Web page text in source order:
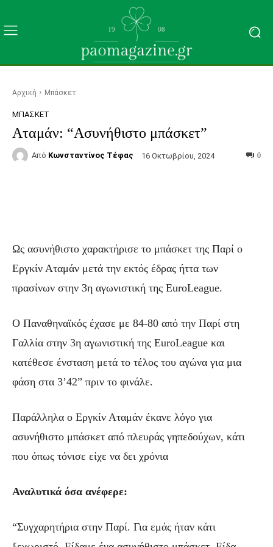
Αρχική Μπάσκετ
ΜΠΆΣΚΕΤ
Αταμάν: “Ασυνήθιστο μπάσκετ”
Από Κωνσταντίνος Τέφας 16 Οκτωβρίου, 2024 0
Ως ασυνήθιστο χαρακτήρισε το μπάσκετ της Παρί ο
Εργκίν Αταμάν μετά την εκτός έδρας ήττα των
πρασίνων στην 3η αγωνιστική της EuroLeague.
Ο Παναθηναϊκός έχασε με 84-80 από την Παρί στη
Γαλλία στην 3η αγωνιστική της EuroLeague και
κατέθεσε ένσταση μετά το τέλος του αγώνα για μια
φάση στα 3’42” πριν το φινάλε.
Παράλληλα ο Εργκίν Αταμάν έκανε λόγο για
ασυνήθιστο μπάσκετ από πλευράς γηπεδούχων, κάτι
που όπως τόνισε είχε να δει χρόνια
Αναλυτικά όσα ανέφερε:
“Συγχαρητήρια στην Παρί. Για εμάς ήταν κάτι